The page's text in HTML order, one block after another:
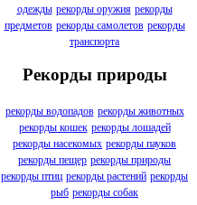
одежды рекорды оружия рекорды
предметов рекорды самолетов рекорды
транспорта
Рекорды природы
рекорды водопадов рекорды животных
рекорды кошек рекорды лошадей
рекорды насекомых рекорды пауков
рекорды пещер рекорды природы
рекорды птиц рекорды растений рекорды
рыб рекорды собак